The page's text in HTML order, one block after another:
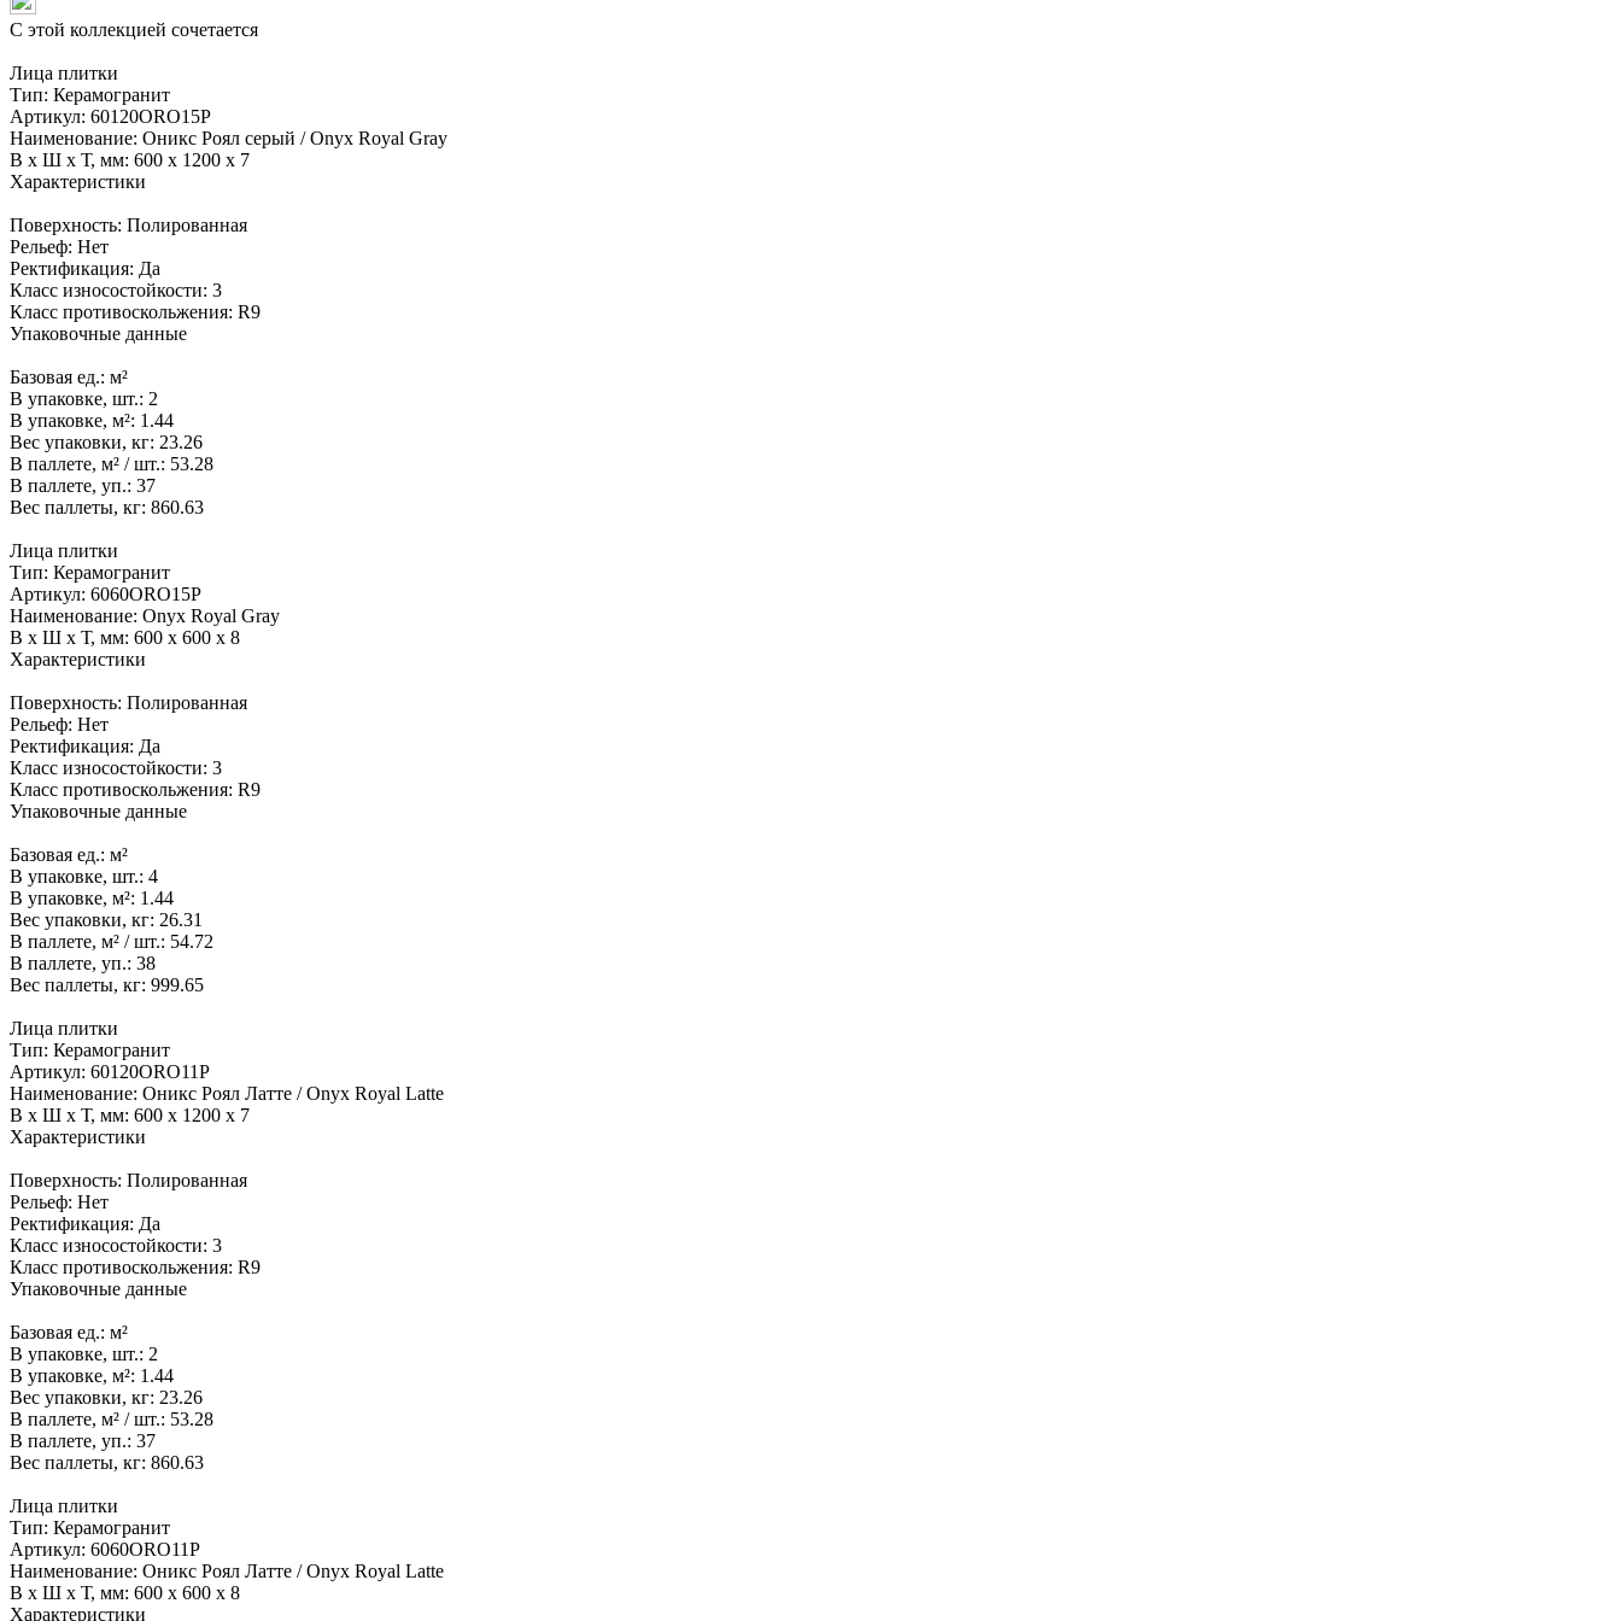
С этой коллекцией сочетается
Лица плитки
Тип: Керамогранит
Артикул: 60120ORO15P
Наименование: Оникс Роял серый / Onyx Royal Gray
В x Ш x Т, мм: 600 x 1200 x 7
Характеристики
Поверхность: Полированная
Рельеф: Нет
Ректификация: Да
Класс износостойкости: 3
Класс противоскольжения: R9
Упаковочные данные
Базовая ед.: м²
В упаковке, шт.: 2
В упаковке, м²: 1.44
Вес упаковки, кг: 23.26
В паллете, м² / шт.: 53.28
В паллете, уп.: 37
Вес паллеты, кг: 860.63
Лица плитки
Тип: Керамогранит
Артикул: 6060ORO15P
Наименование: Onyx Royal Gray
В x Ш x Т, мм: 600 x 600 x 8
Характеристики
Поверхность: Полированная
Рельеф: Нет
Ректификация: Да
Класс износостойкости: 3
Класс противоскольжения: R9
Упаковочные данные
Базовая ед.: м²
В упаковке, шт.: 4
В упаковке, м²: 1.44
Вес упаковки, кг: 26.31
В паллете, м² / шт.: 54.72
В паллете, уп.: 38
Вес паллеты, кг: 999.65
Лица плитки
Тип: Керамогранит
Артикул: 60120ORO11P
Наименование: Оникс Роял Латте / Onyx Royal Latte
В x Ш x Т, мм: 600 x 1200 x 7
Характеристики
Поверхность: Полированная
Рельеф: Нет
Ректификация: Да
Класс износостойкости: 3
Класс противоскольжения: R9
Упаковочные данные
Базовая ед.: м²
В упаковке, шт.: 2
В упаковке, м²: 1.44
Вес упаковки, кг: 23.26
В паллете, м² / шт.: 53.28
В паллете, уп.: 37
Вес паллеты, кг: 860.63
Лица плитки
Тип: Керамогранит
Артикул: 6060ORO11P
Наименование: Оникс Роял Латте / Onyx Royal Latte
В x Ш x Т, мм: 600 x 600 x 8
Характеристики